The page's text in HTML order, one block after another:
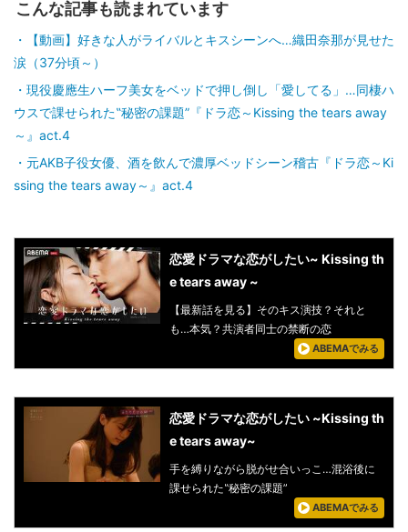
こんな記事も読まれています
【動画】好きな人がライバルとキスシーンへ…織田奈那が見せた
涙（37分頃～）
現役慶應生ハーフ美女をベッドで押し倒し「愛してる」…同棲ハ
ウスで課せられた‟秘密の課題”『ドラ恋～Kissing the tears away
～』act.4
元AKB子役女優、酒を飲んで濃厚ベッドシーン稽古『ドラ恋～Ki
ssing the tears away～』act.4
恋愛ドラマな恋がしたい~ Kissing th
e tears away ~
【最新話を見る】そのキス演技？それと
も…本気？共演者同士の禁断の恋
ABEMAでみる
恋愛ドラマな恋がしたい ~Kissing th
e tears away~
手を縛りながら脱がせ合いっこ…混浴後に
課せられた‟秘密の課題”
ABEMAでみる